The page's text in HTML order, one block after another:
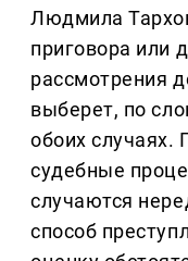
Людмила
приговора или
рассмотрения
выберет, по
обоих случаях.
судебные
случаются
способ